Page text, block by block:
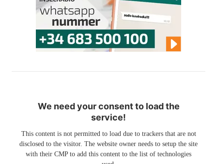
We need your consent to load the
service!
This content is not permitted to load due to trackers that are not
disclosed to the visitor. The website owner needs to setup the site
with their CMP to add this content to the list of technologies